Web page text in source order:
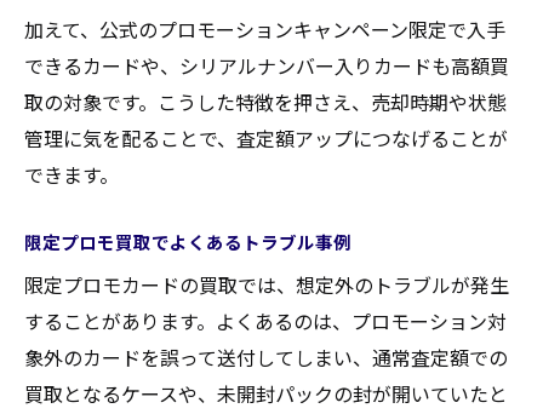
加えて、公式のプロモーションキャンペーン限定で入手
できるカードや、シリアルナンバー入りカードも高額買
取の対象です。こうした特徴を押さえ、売却時期や状態
管理に気を配ることで、査定額アップにつなげることが
できます。
限定プロモ買取でよくあるトラブル事例
限定プロモカードの買取では、想定外のトラブルが発生
することがあります。よくあるのは、プロモーション対
象外のカードを誤って送付してしまい、通常査定額での
買取となるケースや、未開封パックの封が開いていたと